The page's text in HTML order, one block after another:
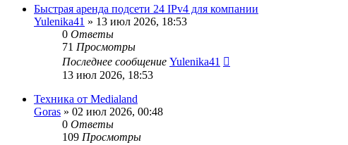
Быстрая аренда подсети 24 IPv4 для компании
Yulenika41 » 13 июл 2026, 18:53
0 Ответы
71 Просмотры
Последнее сообщение Yulenika41
13 июл 2026, 18:53
Техника от Medialand
Goras » 02 июл 2026, 00:48
0 Ответы
109 Просмотры